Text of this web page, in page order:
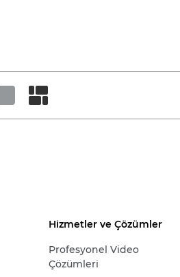
Hizmetler ve Çözümler
Profesyonel Video
Çözümleri